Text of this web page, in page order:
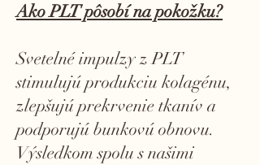
Ako PLT pôsobí na pokožku?
Svetelné impulzy z PLT
stimulujú produkciu kolagénu,
zlepšujú prekrvenie tkanív a
podporujú bunkovú obnovu.
Výsledkom spolu s našimi